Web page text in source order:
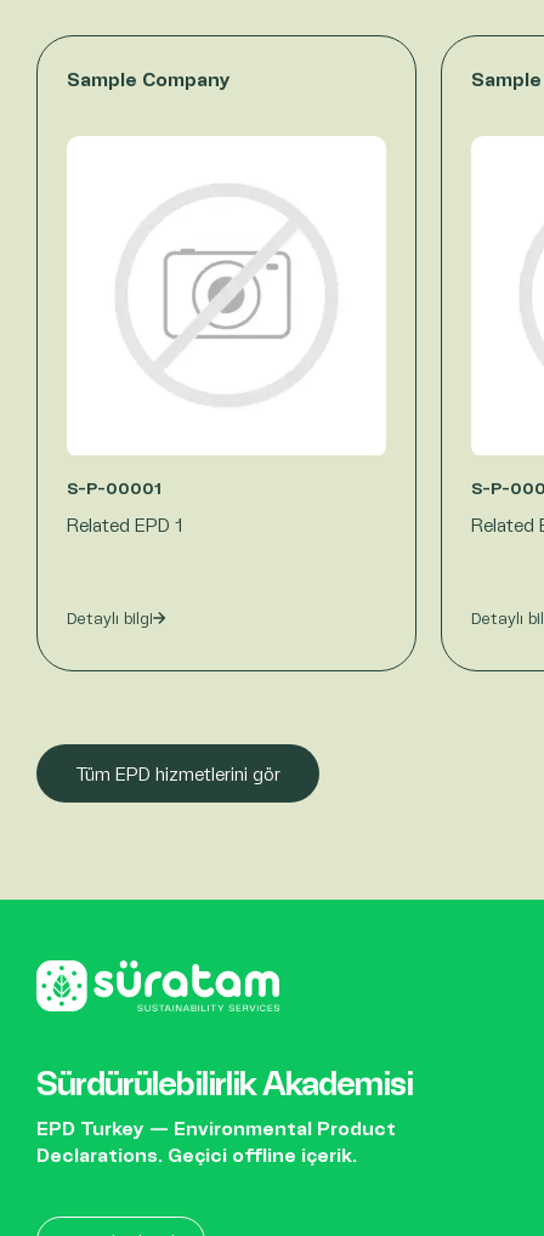
Sample Company
S-P-00001
Related EPD 1
Detaylı bilgi
S-P-
Related
Detaylı
Tüm EPD hizmetlerini gör
Sürdürülebilirlik Akademisi
EPD Turkey — Environmental Product
Declarations. Geçici offline içerik.